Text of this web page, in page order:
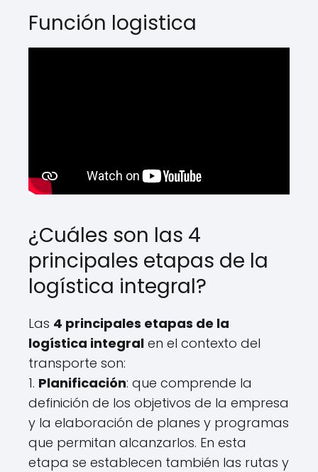
Función logistica
¿Cuáles son las 4
principales etapas de la
logística integral?
Las 4 principales etapas de la
logística integral en el contexto del
transporte son:
1. Planificación: que comprende la
definición de los objetivos de la empresa
y la elaboración de planes y programas
que permitan alcanzarlos. En esta
etapa se establecen también las rutas y